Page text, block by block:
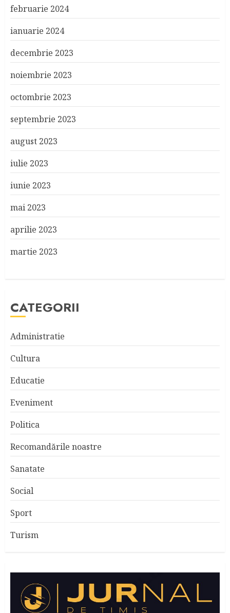
februarie 2024
ianuarie 2024
decembrie 2023
noiembrie 2023
octombrie 2023
septembrie 2023
august 2023
iulie 2023
iunie 2023
mai 2023
aprilie 2023
martie 2023
CATEGORII
Administratie
Cultura
Educatie
Eveniment
Politica
Recomandările noastre
Sanatate
Social
Sport
Turism